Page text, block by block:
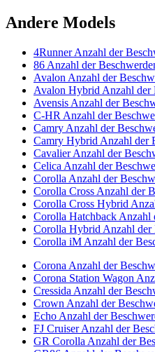
Andere Models
4Runner Anzahl der
86 Anzahl der
Avalon Anzahl der
Avalon Hybrid Anzahl der
Avensis Anzahl der
C-HR Anzahl der
Camry Anzahl der
Camry Hybrid Anzahl der
Cavalier Anzahl der
Celica Anzahl der
Corolla Anzahl der
Corolla Cross Anzahl der
Corolla Cross Hybrid
Corolla Hatchback Anzahl
Corolla Hybrid Anzahl der
Corolla iM Anzahl der
Corona Anzahl der
Corona Station Wagon
Cressida Anzahl der
Crown Anzahl der
Echo Anzahl der
FJ Cruiser Anzahl der
GR Corolla Anzahl der